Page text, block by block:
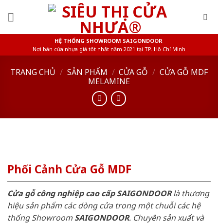
HỆ THỐNG SHOWROOM SAIGONDOOR
Nơi bán cửa nhựa giá tốt nhất năm 2021 tại TP. Hồ Chí Minh
TRANG CHỦ / SẢN PHẨM / CỬA GỖ / CỬA GỖ MDF
MELAMINE
Phối Cảnh Cửa Gỗ MDF
Cửa gỗ công nghiệp cao cấp SAIGONDOORlà thương
hiệu sản phẩm các dòng cửa trong một chuỗi các hệ
thống ShowroomSAIGONDOOR. Chuyên sản xuất và